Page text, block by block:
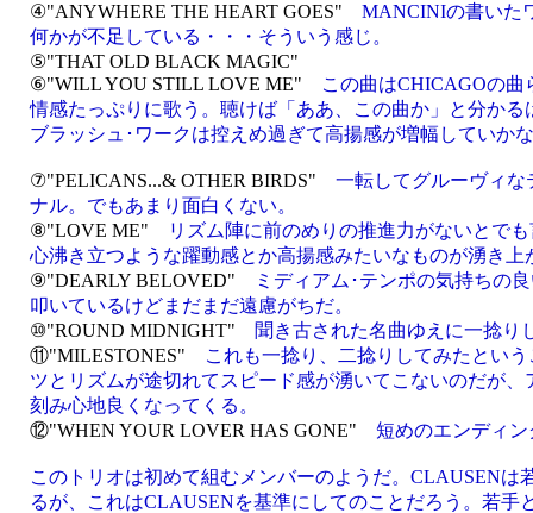
④"ANYWHERE THE HEART GOES" MANCINIの書いた
何かが不足している・・・そういう感じ。
⑤"THAT OLD BLACK MAGIC"
⑥"WILL YOU STILL LOVE ME"
この曲はCHICAGOの
情感たっぷりに歌う。聴けば「ああ、この曲か」と分か
ブラッシュ･ワークは控えめ過ぎて高揚感が増幅していか
⑦"PELICANS...& OTHER BIRDS" 一転してグルーヴィ
ナル。でもあまり面白くない。
⑧"LOVE ME"
リズム陣に前のめりの推進力がないとで
心沸き立つような躍動感とか高揚感みたいなものが湧き上
⑨"DEARLY BELOVED"
ミディアム･テンポの気持ちの
叩いているけどまだまだ遠慮がちだ。
⑩"ROUND MIDNIGHT" 聞き古された名曲ゆえに一捻り
⑪"MILESTONES"
これも一捻り、二捻りしてみたとい
ツとリズムが途切れてスピード感が湧いてこないのだが
刻み心地良くなってくる。
⑫"WHEN YOUR LOVER HAS GONE" 短めのエンディン
このトリオは初めて組むメンバーのようだ。CLAUSENは
るが、これはCLAUSENを基準にしてのことだろう。若手